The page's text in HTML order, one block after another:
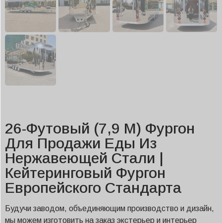
26-Футовый (7,9 М) Фургон
Для Продажи Еды Из
Нержавеющей Стали |
Кейтеринговый Фургон
Европейского Стандарта
Будучи заводом, объединяющим производство и дизайн,
мы можем изготовить на заказ экстерьер и интерьер